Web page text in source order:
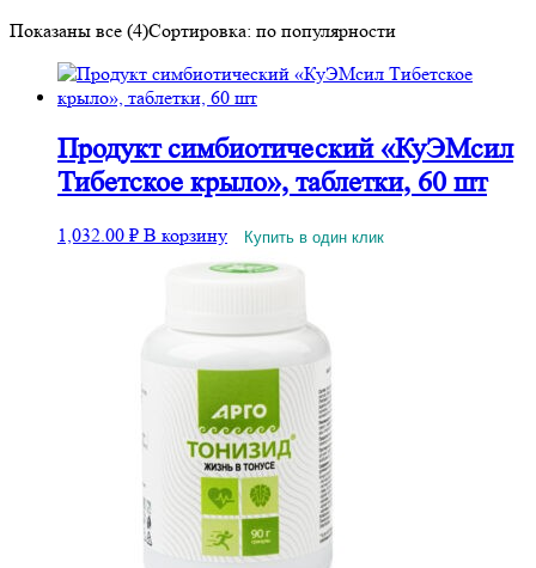
Показаны все (4)Сортировка: по популярности
Продукт симбиотический «КуЭМсил
Тибетское крыло», таблетки, 60 шт
1,032.00 ₽ В корзину Купить в один клик